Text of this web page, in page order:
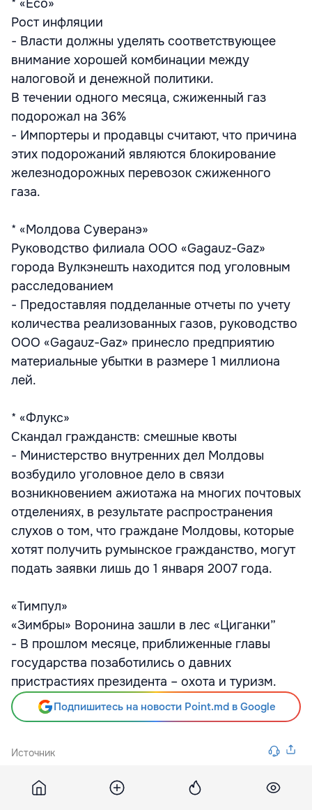
* «Eco»
Рост инфляции
- Власти должны уделять соответствующее
внимание хорошей комбинации между
налоговой и денежной политики.
В течении одного месяца, сжиженный газ
подорожал на 36%
- Импортеры и продавцы считают, что причина
этих подорожаний являются блокирование
железнодорожных перевозок сжиженного
газа.
* «Молдова Суверанэ»
Руководство филиала ООО «Gagauz-Gaz»
города Вулкэнешть находится под уголовным
расследованием
- Предоставляя подделанные отчеты по учету
количества реализованных газов, руководство
ООО «Gagauz-Gaz» принесло предприятию
материальные убытки в размере 1 миллиона
лей.
* «Флукс»
Скандал гражданств: смешные квоты
- Министерство внутренних дел Молдовы
возбудило уголовное дело в связи
возникновением ажиотажа на многих почтовых
отделениях, в результате распространения
слухов о том, что граждане Молдовы, которые
хотят получить румынское гражданство, могут
подать заявки лишь до 1 января 2007 года.
«Тимпул»
«Зимбры» Воронина зашли в лес «Циганки”
- В прошлом месяце, приближенные главы
государства позаботились о давних
пристрастиях президента – охота и туризм.
Подпишитесь на новости Point.md в Google
Источник